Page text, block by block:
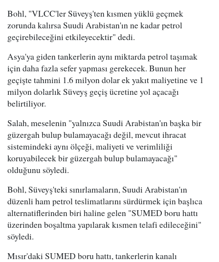
Bohl, "VLCC'ler Süveyş'ten kısmen yüklü geçmek
zorunda kalırsa Suudi Arabistan'ın ne kadar petrol
geçirebileceğini etkileyecektir" dedi.
Asya'ya giden tankerlerin aynı miktarda petrol taşımak
için daha fazla sefer yapması gerekecek. Bunun her
geçişte tahmini 1.6 milyon dolar ek yakıt maliyetine ve 1
milyon dolarlık Süveyş geçiş ücretine yol açacağı
belirtiliyor.
Salah, meselenin "yalnızca Suudi Arabistan'ın başka bir
güzergah bulup bulamayacağı değil, mevcut ihracat
sistemindeki aynı ölçeği, maliyeti ve verimliliği
koruyabilecek bir güzergah bulup bulamayacağı"
olduğunu söyledi.
Bohl, Süveyş'teki sınırlamaların, Suudi Arabistan'ın
düzenli ham petrol teslimatlarını sürdürmek için başlıca
alternatiflerinden biri haline gelen "SUMED boru hattı
üzerinden boşaltma yapılarak kısmen telafi edileceğini"
söyledi.
Mısır'daki SUMED boru hattı, tankerlerin kanalı